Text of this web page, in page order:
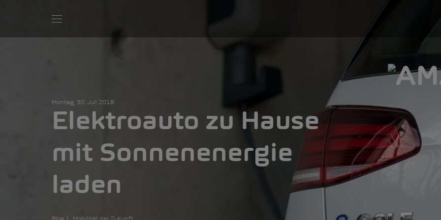
Montag, 30. Juli 2018
Elektroauto zu Hause
mit Sonnenenergie
laden
Blog Mobilität der Zukunft